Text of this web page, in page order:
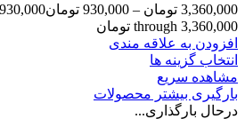
3,360,000 تومان –
930,000 تومان
through 3,360,000 تومان
افزودن به علاقه مندی
انتخاب گزینه ها
مشاهده سریع
بارگیری بیشتر محصولات
درحال بارگذاری...